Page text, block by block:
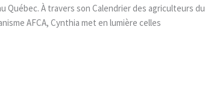
À travers son Calendrier des agriculteurs du
AFCA, Cynthia met en lumière celles